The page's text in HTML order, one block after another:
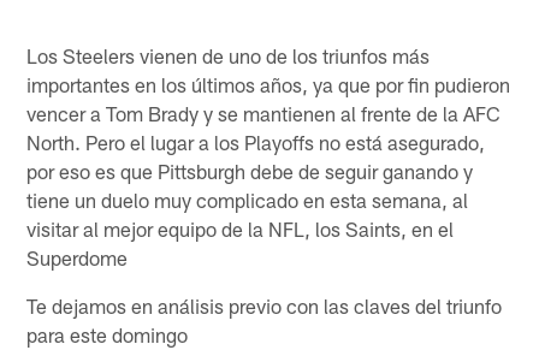
Los Steelers vienen de uno de los triunfos más
importantes en los últimos años, ya que por fin pudieron
vencer a Tom Brady y se mantienen al frente de la AFC
North. Pero el lugar a los Playoffs no está asegurado,
por eso es que Pittsburgh debe de seguir ganando y
tiene un duelo muy complicado en esta semana, al
visitar al mejor equipo de la NFL, los Saints, en el
Superdome
Te dejamos en análisis previo con las claves del triunfo
para este domingo